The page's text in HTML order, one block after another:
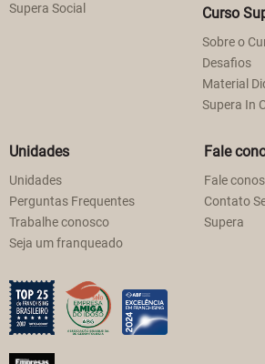
Supera Social
Curso
Sobre o
Desafios
Material
Supera In
Unidades
Unidades
Perguntas Frequentes
Trabalhe conosco
Seja um franqueado
Fale
Fale
Contato
Supera